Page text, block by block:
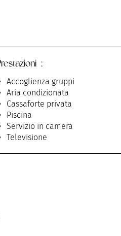
:
Accoglienza gruppi
Aria condizionata
Cassaforte privata
Piscina
Servizio in camera
Televisione